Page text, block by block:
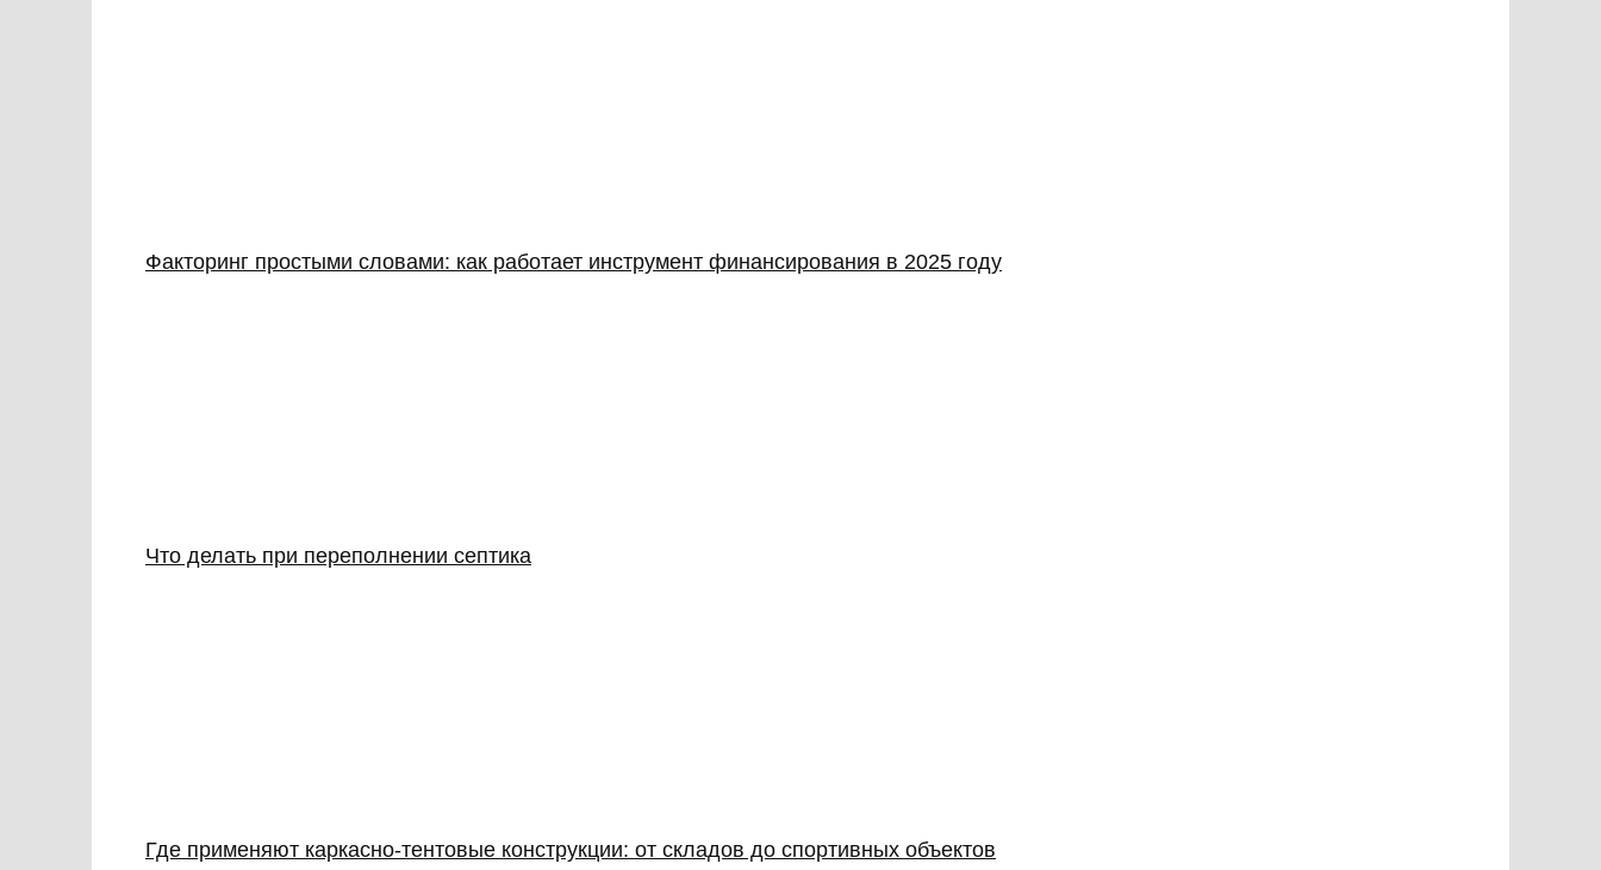
Факторинг простыми словами: как работает инструмент финансирования в 2025 году
Что делать при переполнении септика
Где применяют каркасно‑тентовые конструкции: от складов до спортивных объектов